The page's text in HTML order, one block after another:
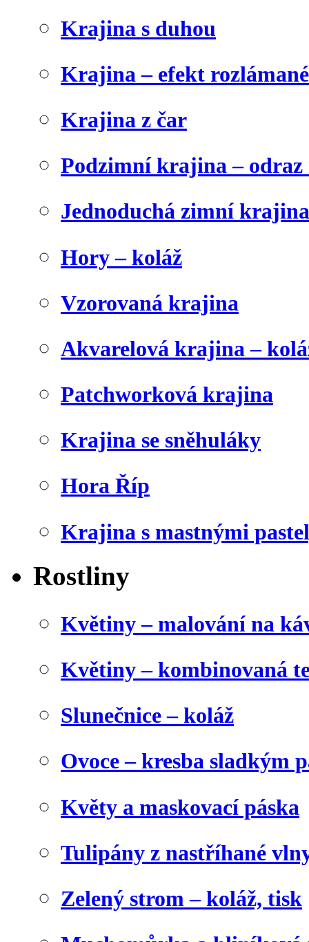
Krajina s duhou
Krajina – efekt
Krajina z čar
Podzimní krajina –
Jednoduchá zimní krajina
Hory – koláž
Vzorovaná krajina
Akvarelová krajina –
Patchworková krajina
Krajina se sněhuláky
Hora Říp
Krajina s mastnými
Rostliny
Květiny – malování na
Květiny – kombinovaná
Slunečnice – koláž
Ovoce – kresba sladkým
Květy a maskovací páska
Tulipány z nastříhané
Zelený strom – koláž, tisk